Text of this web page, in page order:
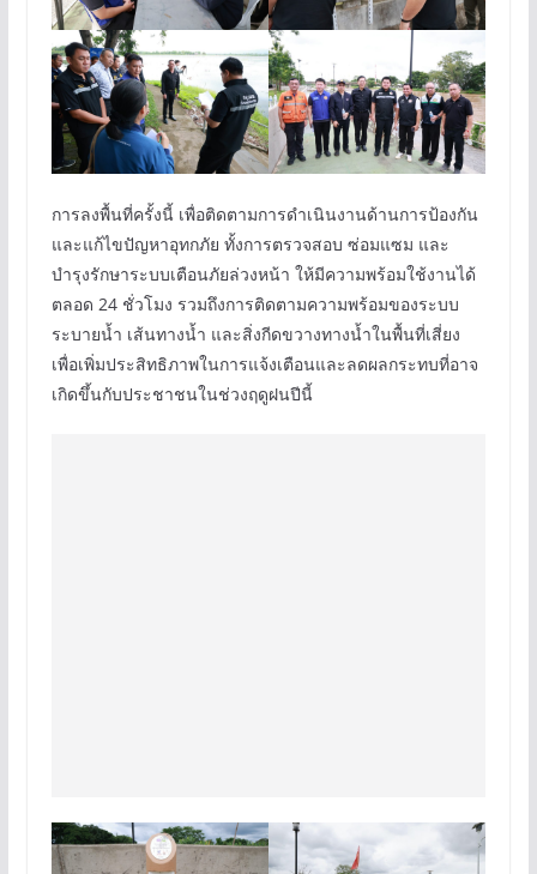
การลงพื้นที่ครั้งนี้ เพื่อติดตามการดำเนินงานด้านการป้องกัน
และแก้ไขปัญหาอุทกภัย ทั้งการตรวจสอบ ซ่อมแซม และ
บำรุงรักษาระบบเตือนภัยล่วงหน้า ให้มีความพร้อมใช้งานได้
ตลอด 24 ชั่วโมง รวมถึงการติดตามความพร้อมของระบบ
ระบายน้ำ เส้นทางน้ำ และสิ่งกีดขวางทางน้ำในพื้นที่เสี่ยง
เพื่อเพิ่มประสิทธิภาพในการแจ้งเตือนและลดผลกระทบที่อาจ
เกิดขึ้นกับประชาชนในช่วงฤดูฝนปีนี้